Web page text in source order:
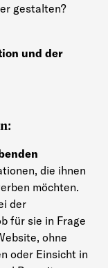
gestalten?
und der
die ihnen
möchten.
der
für sie in Frage
ohne
oder Einsicht in